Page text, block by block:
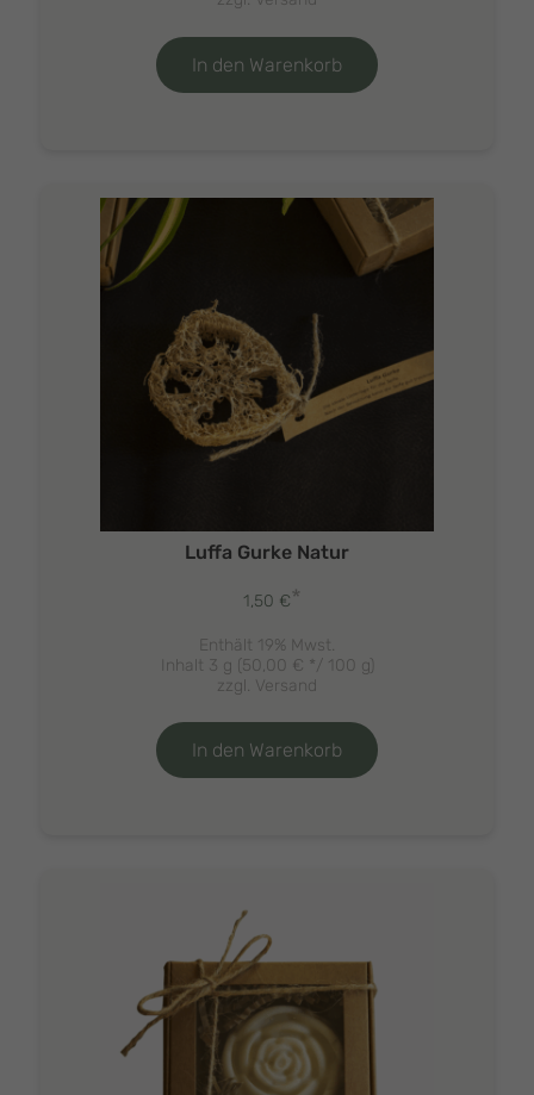
In den Warenkorb
Luffa Gurke Natur
1,50 €*
Enthält 19% Mwst.
Inhalt 3 g (50,00 € */ 100 g)
zzgl. Versand
In den Warenkorb